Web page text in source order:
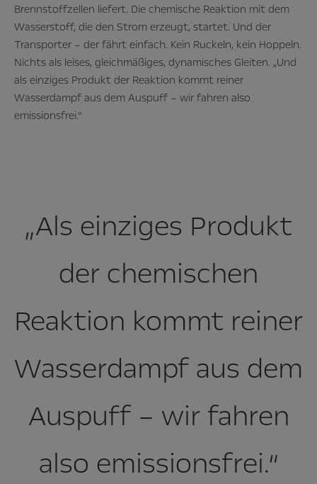
Brennstoffzellen liefert. Die chemische Reaktion mit dem
Wasserstoff, die den Strom erzeugt, startet. Und der
Transporter – der fährt einfach. Kein Ruckeln, kein Hoppeln.
Nichts als leises, gleichmäßiges, dynamisches Gleiten. „Und
als einziges Produkt der Reaktion kommt reiner
Wasserdampf aus dem Auspuff – wir fahren also
emissionsfrei.“
„Als einziges Produkt
der chemischen
Reaktion kommt reiner
Wasserdampf aus dem
Auspuff – wir fahren
also emissionsfrei.“